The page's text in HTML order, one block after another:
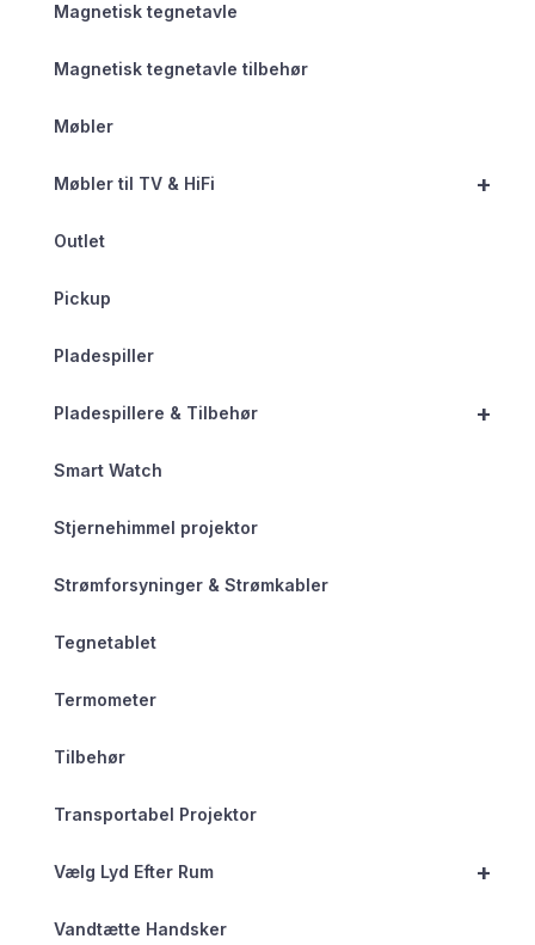
Magnetisk tegnetavle
Magnetisk tegnetavle tilbehør
Møbler
+
Møbler til TV & HiFi
Outlet
Pickup
Pladespiller
+
Pladespillere & Tilbehør
Smart Watch
Stjernehimmel projektor
Strømforsyninger & Strømkabler
Tegnetablet
Termometer
Tilbehør
Transportabel Projektor
+
Vælg Lyd Efter Rum
Vandtætte Handsker